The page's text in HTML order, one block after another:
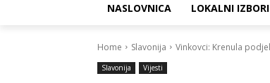
NASLOVNICA LOKALNI
Home Slavonija Vinkovci: Krenula
Slavonija Vijesti